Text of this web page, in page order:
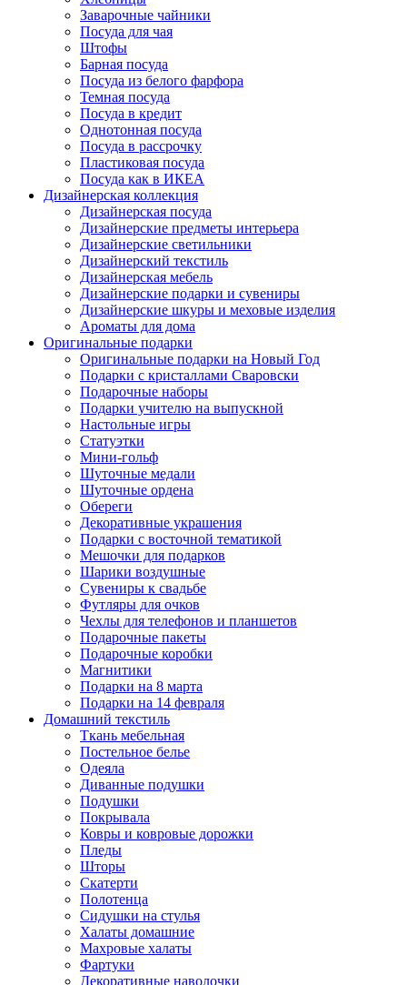
Заварочные чайники
Посуда для чая
Штофы
Барная посуда
Посуда из белого фарфора
Темная посуда
Посуда в кредит
Однотонная посуда
Посуда в рассрочку
Пластиковая посуда
Посуда как в ИКЕА
Дизайнерская коллекция
Дизайнерская посуда
Дизайнерские предметы интерьера
Дизайнерские светильники
Дизайнерский текстиль
Дизайнерская мебель
Дизайнерские подарки и сувениры
Дизайнерские шкуры и меховые изделия
Ароматы для дома
Оригинальные подарки
Оригинальные подарки на Новый Год
Подарки с кристаллами Сваровски
Подарочные наборы
Подарки учителю на выпускной
Настольные игры
Статуэтки
Мини-гольф
Шуточные медали
Шуточные ордена
Обереги
Декоративные украшения
Подарки с восточной тематикой
Мешочки для подарков
Шарики воздушные
Сувениры к свадьбе
Футляры для очков
Чехлы для телефонов и планшетов
Подарочные пакеты
Подарочные коробки
Магнитики
Подарки на 8 марта
Подарки на 14 февраля
Домашний текстиль
Ткань мебельная
Постельное белье
Одеяла
Диванные подушки
Подушки
Покрывала
Ковры и ковровые дорожки
Пледы
Шторы
Скатерти
Полотенца
Сидушки на стулья
Халаты домашние
Махровые халаты
Фартуки
Декоративные наволочки